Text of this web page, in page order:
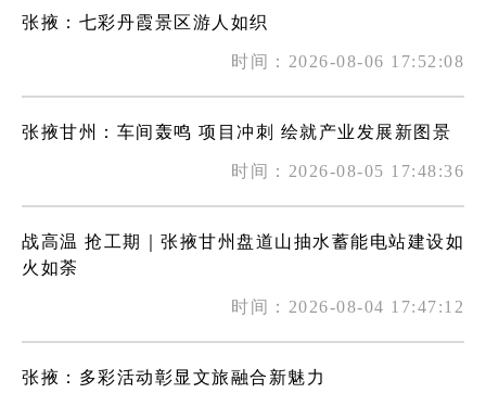
张掖：七彩丹霞景区游人如织
时间：2026-08-06 17:52:08
张掖甘州：车间轰鸣 项目冲刺 绘就产业发展新图景
时间：2026-08-05 17:48:36
战高温 抢工期｜张掖甘州盘道山抽水蓄能电站建设如
火如荼
时间：2026-08-04 17:47:12
张掖：多彩活动彰显文旅融合新魅力